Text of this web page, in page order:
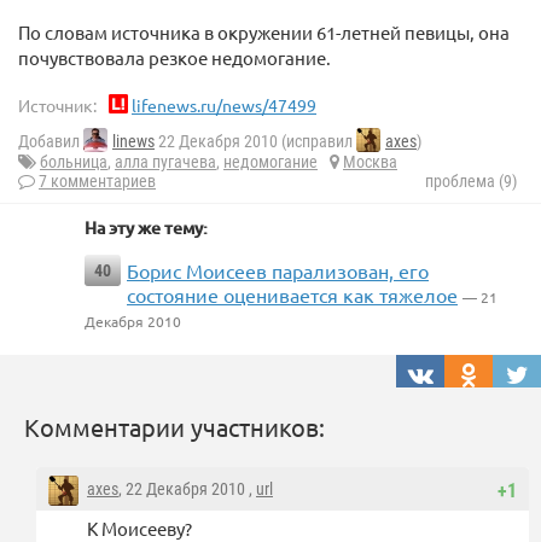
По словам источника в окружении 61-летней певицы, она
почувствовала резкое недомогание.
Источник: lifenews.ru/news/47499
Добавил linews22 Декабря 2010 (исправил axes)
больница, алла пугачева, недомогание
Москва
7 комментариев
проблема (9)
На эту же тему:
40
Борис Моисеев парализован, его
состояние оценивается как тяжелое — 21
Декабря 2010
Комментарии участников:
+1
axes, 22 Декабря 2010 , url
К Моисееву?